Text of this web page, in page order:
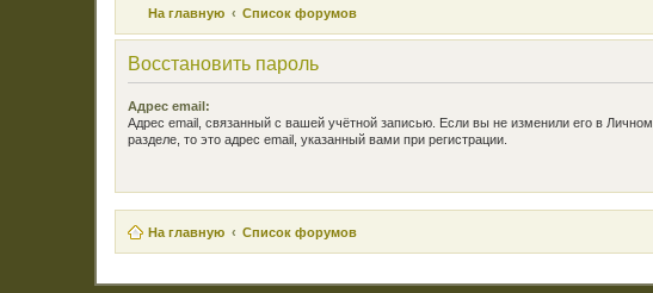
На главную Список форумов
Восстановить пароль
Адрес email:
Адрес email, связанный с вашей учётной записью. Если вы не изменили его в Личном
разделе, то это адрес email, указанный вами при регистрации.
На главную Список форумов